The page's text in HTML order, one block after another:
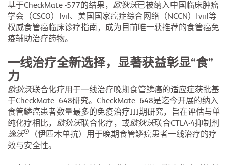
基于CheckMate -577的结果， 欧狄沃已被纳入中国临床肿瘤
学会（CSCO）[vi]、美国国家癌症综合网络（NCCN）[vii]等
权威食管癌临床诊疗指南，成为目前唯一获推荐的食管癌免
疫辅助治疗药物。
一线治疗全新选择，显著获益彰显“食”
力
欧狄沃联合化疗用于一线治疗晚期食管鳞癌的适应症获批基
于CheckMate -648研究。CheckMate -648是迄今开展的纳入
食管鳞癌患者数量最多的免疫治疗III期研究，旨在评估与单
纯化疗相比， 欧狄沃联合化疗，或欧狄沃联合CTLA-4抑制剂
逸沃®
（伊匹木单抗）用于晚期食管鳞癌患者一线治疗的疗
效与安全性。